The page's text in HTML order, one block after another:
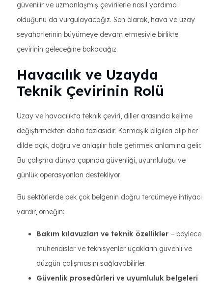
güvenilir ve uzmanlaşmış çevirilerle nasıl yardımcı
olduğunu da vurgulayacağız. Son olarak, hava ve uzay
seyahatlerinin büyümeye devam etmesiyle birlikte
çevirinin geleceğine bakacağız.
Havacılık ve Uzayda
Teknik Çevirinin Rolü
Uzay ve havacılıkta teknik çeviri, diller arasında kelime
değiştirmekten daha fazlasıdır. Karmaşık bilgileri alıp her
dilde açık, doğru ve anlaşılır hale getirmek anlamına gelir.
Bu çalışma dünya çapında güvenliği, uyumluluğu ve
günlük operasyonları destekliyor.
Bu sektörlerde pek çok belgenin doğru tercümeye ihtiyacı
vardır, örneğin:
Bakım kılavuzları ve teknik özellikler – böylece
mühendisler ve teknisyenler uçakların güvenli ve
düzgün çalışmasını sağlayabilirler.
Güvenlik prosedürleri ve uyumluluk belgeleri